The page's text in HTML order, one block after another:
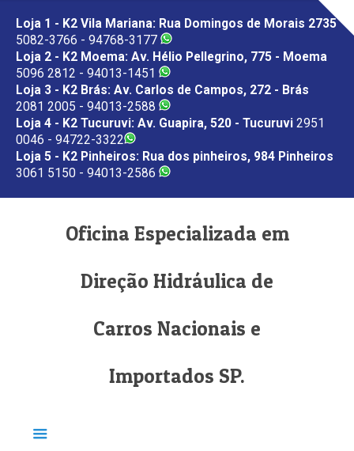
Loja 1 - K2 Vila Mariana: Rua Domingos de Morais 2735
5082-3766 - 94768-3177
Loja 2 - K2 Moema: Av. Hélio Pellegrino, 775 - Moema
5096 2812 - 94013-1451
Loja 3 - K2 Brás: Av. Carlos de Campos, 272 - Brás
2081 2005 - 94013-2588
Loja 4 - K2 Tucuruvi: Av. Guapira, 520 - Tucuruvi 2951
0046 - 94722-3322
Loja 5 - K2 Pinheiros: Rua dos pinheiros, 984 Pinheiros
3061 5150 - 94013-2586
Oficina Especializada em
Direção Hidráulica de
Carros Nacionais e
Importados SP.